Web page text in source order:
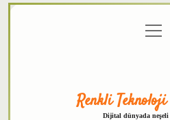
aç
Renkli
Dijital dünyada neşeli